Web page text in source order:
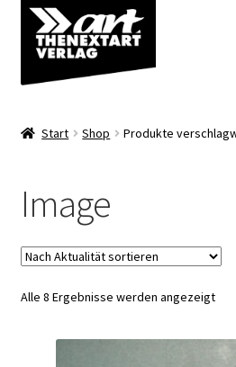
Zur
Navigation
springen
Zum
Inhalt
springen
Über uns
Start Shop Produkte
Image
Alle 8 Ergebnisse werden angezeigtNach